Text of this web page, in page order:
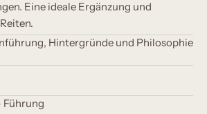
Eine ideale Ergänzung und
Hintergründe und Philosophie
Führung